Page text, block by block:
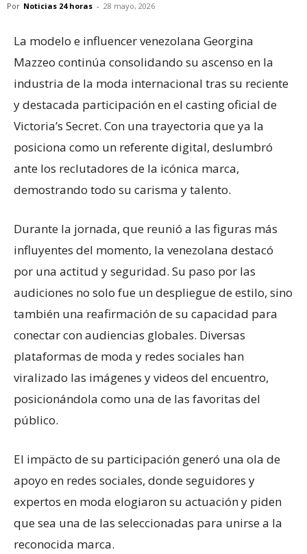
Por Noticias 24 horas - 28 mayo, 2026
La modelo e influencer venezolana Georgina
Mazzeo continúa consolidando su ascenso en la
industria de la moda internacional tras su reciente
y destacada participación en el casting oficial de
Victoria’s Secret. Con una trayectoria que ya la
posiciona como un referente digital, deslumbró
ante los reclutadores de la icónica marca,
demostrando todo su carisma y talento.
Durante la jornada, que reunió a las figuras más
influyentes del momento, la venezolana destacó
por una actitud y seguridad. Su paso por las
audiciones no solo fue un despliegue de estilo, sino
también una reafirmación de su capacidad para
conectar con audiencias globales. Diversas
plataformas de moda y redes sociales han
viralizado las imágenes y videos del encuentro,
posicionándola como una de las favoritas del
público.
El impäcto de su participación generó una ola de
apoyo en redes sociales, donde seguidores y
expertos en moda elogiaron su actuación y piden
que sea una de las seleccionadas para unirse a la
reconocida marca.